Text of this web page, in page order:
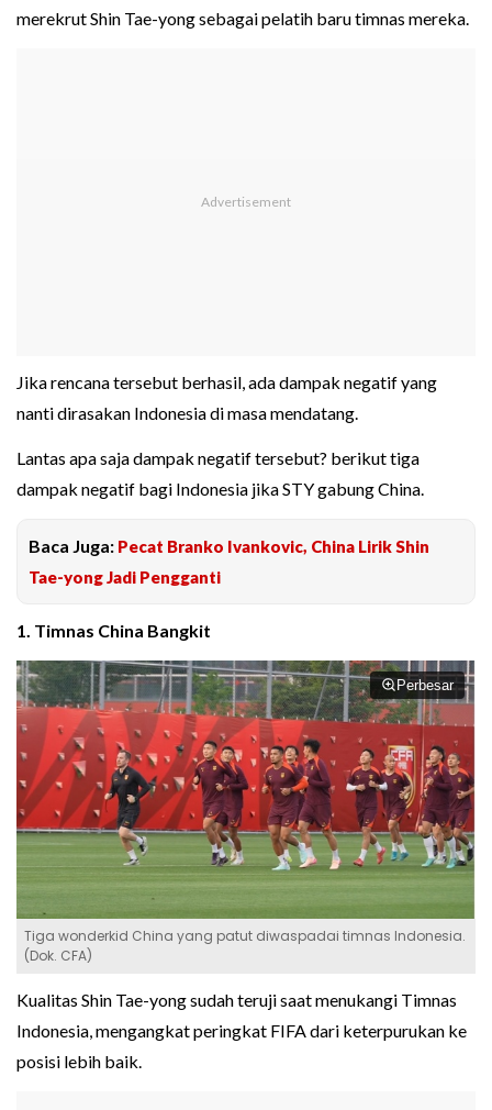
merekrut Shin Tae-yong sebagai pelatih baru timnas mereka.
Jika rencana tersebut berhasil, ada dampak negatif yang
nanti dirasakan Indonesia di masa mendatang.
Lantas apa saja dampak negatif tersebut? berikut tiga
dampak negatif bagi Indonesia jika STY gabung China.
Baca Juga: Pecat Branko Ivankovic, China Lirik Shin
Tae-yong Jadi Pengganti
1. Timnas China Bangkit
Perbesar
Tiga wonderkid China yang patut diwaspadai timnas Indonesia.
(Dok. CFA)
Kualitas Shin Tae-yong sudah teruji saat menukangi Timnas
Indonesia, mengangkat peringkat FIFA dari keterpurukan ke
posisi lebih baik.